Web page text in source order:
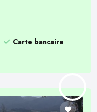
Carte bancaire